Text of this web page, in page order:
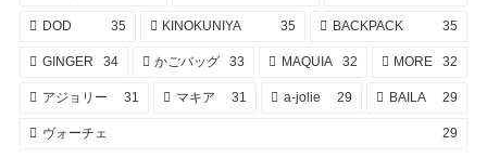
DOD 35 KINOKUNIYA 35 BACKPACK 35
GINGER 34 かごバッグ 33 MAQUIA 32 MORE 32
アジョリー 31 マキア 31 a-jolie 29 BAILA 29
ヴォーチェ 29